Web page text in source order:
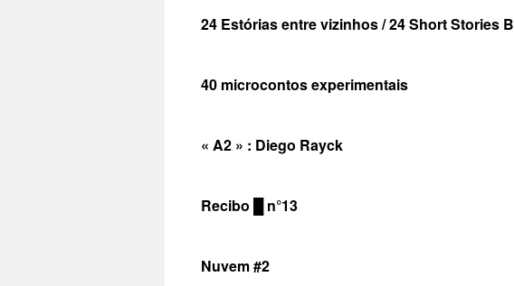
24 Estórias entre vizinhos / 24 Short Stories
40 microcontos experimentais
« A2 » : Diego Rayck
Recibo █ n°13
Nuvem #2